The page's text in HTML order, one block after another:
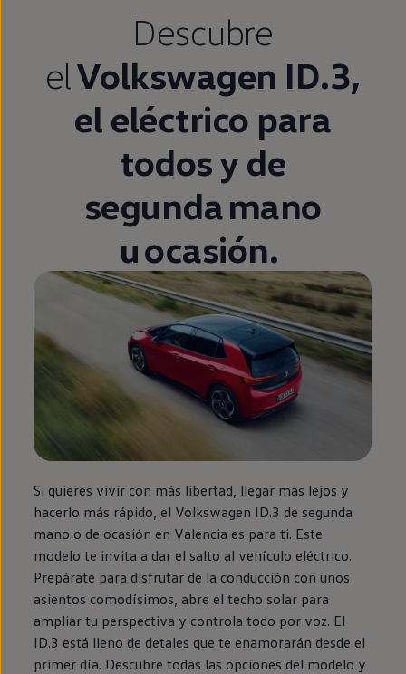
Descubre
elVolkswagen ID.3,
el eléctrico para
todos y de
segundamano
u ocasión.
Si quieres vivir con más libertad, llegar más lejos y
hacerlo más rápido, el Volkswagen ID.3 de segunda
mano o de ocasión en Valencia es para ti. Este
modelo te invita a dar el salto al vehículo eléctrico.
Prepárate para disfrutar de la conducción con unos
asientos comodísimos, abre el techo solar para
ampliar tu perspectiva y controla todo por voz. El
ID.3 está lleno de detales que te enamorarán desde el
primer día. Descubre todas las opciones del modelo y